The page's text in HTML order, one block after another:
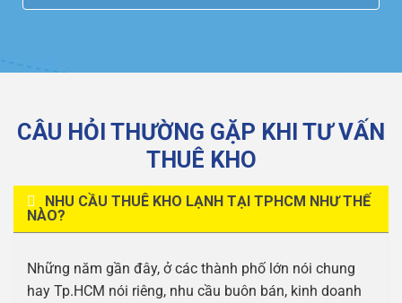
CÂU HỎI THƯỜNG GẶP KHI TƯ VẤN
THUÊ KHO
NHU CẦU THUÊ KHO LẠNH TẠI TPHCM NHƯ THẾ
NÀO?
Những năm gần đây, ở các thành phố lớn nói chung
hay Tp.HCM nói riêng, nhu cầu buôn bán, kinh doanh